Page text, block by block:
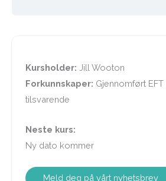
Kursholder: Jill Wooton
Forkunnskaper: Gjennomført
tilsvarende
Neste kurs:
Ny dato kommer
Meld deg på vårt nyhetsbrev